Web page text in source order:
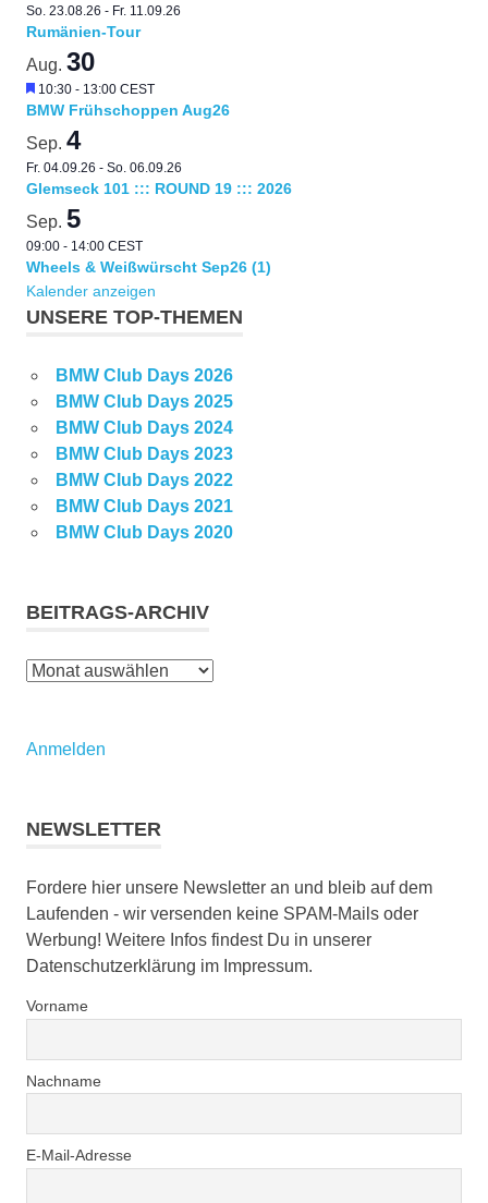
So. 23.08.26 - Fr. 11.09.26
Rumänien-Tour
Aug. 30
Hervorgehoben
10:30 - 13:00 CEST
BMW Frühschoppen Aug26
Sep. 4
Fr. 04.09.26 - So. 06.09.26
Glemseck 101 ::: ROUND 19 ::: 2026
Sep. 5
09:00 - 14:00 CEST
Wheels & Weißwürscht Sep26 (1)
Kalender anzeigen
UNSERE TOP-THEMEN
BMW Club Days 2026
BMW Club Days 2025
BMW Club Days 2024
BMW Club Days 2023
BMW Club Days 2022
BMW Club Days 2021
BMW Club Days 2020
BEITRAGS-ARCHIV
Beitrags-
Anmelden
NEWSLETTER
Fordere hier unsere Newsletter an und bleib auf dem
Laufenden - wir versenden keine SPAM-Mails oder
Werbung! Weitere Infos findest Du in unserer
Datenschutzerklärung im Impressum.
Vorname
Nachname
E-Mail-Adresse